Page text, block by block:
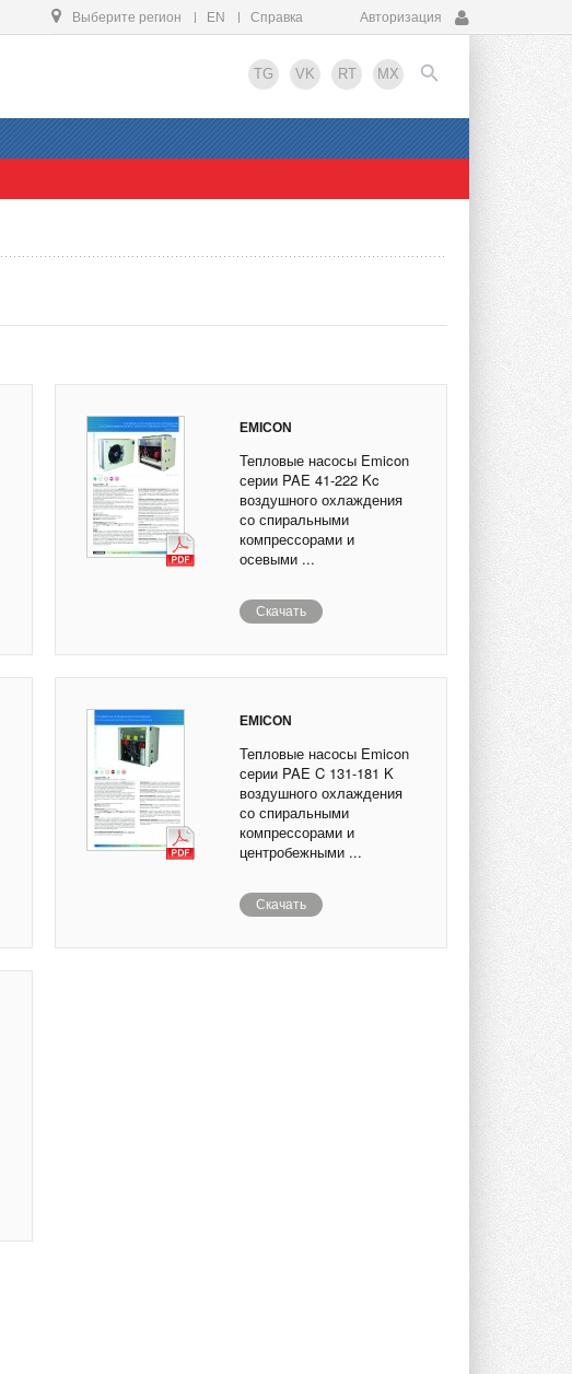
Выберите регион EN Справка Авторизация
TG VK RT MX
EMICON
Тепловые насосы Emicon
серии PAE 41-222 Kc
воздушного охлаждения
со спиральными
компрессорами и
осевыми ...
Скачать
EMICON
Тепловые насосы Emicon
серии PAE C 131-181 K
воздушного охлаждения
со спиральными
компрессорами и
центробежными ...
Скачать